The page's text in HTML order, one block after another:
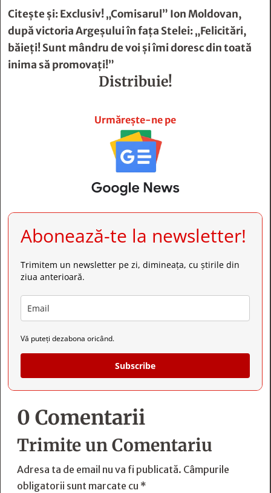
Citește și:Exclusiv! „Comisarul” Ion Moldovan,
după victoria Argeșului în fața Stelei: „Felicitări,
băieți! Sunt mândru de voi și îmi doresc din toată
inima să promovați!”
Distribuie!
Urmărește-ne pe
Abonează-te la newsletter!
Trimitem un newsletter pe zi, dimineața, cu știrile din
ziua anterioară.
Vă puteți dezabona oricând.
Subscribe
0 Comentarii
Trimite un Comentariu
Adresa ta de email nu va fi publicată. Câmpurile
obligatorii sunt marcate cu *